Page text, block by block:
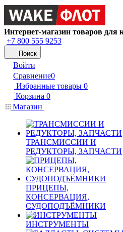
Интернет-магазин товаров для
+7 800 555 9253
Поиск
Войти
Сравнение0
Избранные товары 0
Корзина 0
Магазин
ТРАНСМИССИИ И
РЕДУКТОРЫ, ЗАПЧАСТИ
ПРИЦЕПЫ,
КОНСЕРВАЦИЯ,
СУДОПОДЪЁМНИКИ
ИНСТРУМЕНТЫ